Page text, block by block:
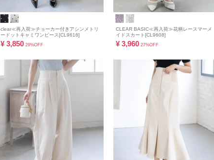
clear≪再入荷≫チョーカー付きアシンメトリ
ードットキャミワンピース[CL9616]
¥ 3,850 29%OFF
CLEAR BASIC≪再入荷≫花柄レースマーメ
イドスカート[CL9608]
¥ 3,960 27%OFF